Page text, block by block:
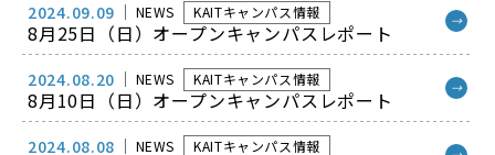
2024.09.09 NEWS KAITキャンパス情報
8月25日（日）オープンキャンパスレポート →
2024.08.20 NEWS KAITキャンパス情報
8月10日（日）オープンキャンパスレポート →
2024.08.08 NEWS KAITキャンパス情報